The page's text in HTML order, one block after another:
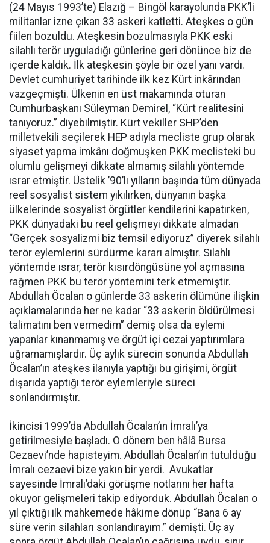
(24 Mayıs 1993’te) Elazığ – Bingöl karayolunda PKK’li
militanlar izne çıkan 33 askeri katletti. Ateşkes o gün
fiilen bozuldu. Ateşkesin bozulmasıyla PKK eski
silahlı terör uyguladığı günlerine geri dönünce biz de
içerde kaldık. İlk ateşkesin şöyle bir özel yanı vardı.
Devlet cumhuriyet tarihinde ilk kez Kürt inkârından
vazgeçmişti. Ülkenin en üst makamında oturan
Cumhurbaşkanı Süleyman Demirel, “Kürt realitesini
tanıyoruz.” diyebilmiştir. Kürt vekiller SHP’den
milletvekili seçilerek HEP adıyla mecliste grup olarak
siyaset yapma imkânı doğmuşken PKK meclisteki bu
olumlu gelişmeyi dikkate almamış silahlı yöntemde
ısrar etmiştir. Üstelik ’90’lı yılların başında tüm dünyada
reel sosyalist sistem yıkılırken, dünyanın başka
ülkelerinde sosyalist örgütler kendilerini kapatırken,
PKK dünyadaki bu reel gelişmeyi dikkate almadan
“Gerçek sosyalizmi biz temsil ediyoruz” diyerek silahlı
terör eylemlerini sürdürme kararı almıştır. Silahlı
yöntemde ısrar, terör kısırdöngüsüne yol açmasına
rağmen PKK bu terör yöntemini terk etmemiştir.
Abdullah Öcalan o günlerde 33 askerin ölümüne ilişkin
açıklamalarında her ne kadar “33 askerin öldürülmesi
talimatını ben vermedim” demiş olsa da eylemi
yapanlar kınanmamış ve örgüt içi cezai yaptırımlara
uğramamışlardır. Üç aylık sürecin sonunda Abdullah
Öcalan’ın ateşkes ilanıyla yaptığı bu girişimi, örgüt
dışarıda yaptığı terör eylemleriyle süreci
sonlandırmıştır.
İkincisi 1999’da Abdullah Öcalan’ın İmralı’ya
getirilmesiyle başladı. O dönem ben hâlâ Bursa
Cezaevi’nde hapisteyim. Abdullah Öcalan’ın tutulduğu
İmralı cezaevi bize yakın bir yerdi. Avukatlar
sayesinde İmralı’daki görüşme notlarını her hafta
okuyor gelişmeleri takip ediyorduk. Abdullah Öcalan o
yıl çıktığı ilk mahkemede hâkime dönüp “Bana 6 ay
süre verin silahları sonlandırayım.” demişti. Üç ay